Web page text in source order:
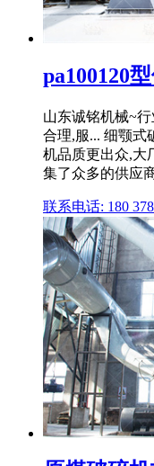
pa100120
山东诚铭机械~
合理,服... 细颚式
机品质更出众,大
集了众多的供应
联系电话: 180